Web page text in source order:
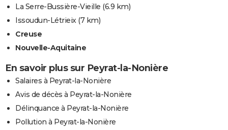
La Serre-Bussière-Vieille (6.9 km)
Issoudun-Létrieix(7 km)
Creuse
Nouvelle-Aquitaine
En savoir plus sur Peyrat-la-Nonière
Salaires à Peyrat-la-Nonière
Avis de décès à Peyrat-la-Nonière
Délinquance à Peyrat-la-Nonière
Pollution à Peyrat-la-Nonière